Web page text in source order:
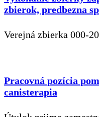
zbierok, predbezna
Verejná zbierka 000-
Pracovná pozícia
canisterapia